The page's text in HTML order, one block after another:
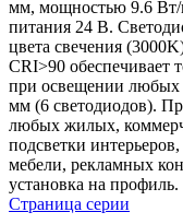
мм, мощностью 9.6 Вт/
питания 24 В.
цвета свечения
CRI>90 обеспечивает
при освещении
мм (6 светодиодов).
любых жилых,
подсветки
мебели, рекламных
установка на профиль.
Страница серии